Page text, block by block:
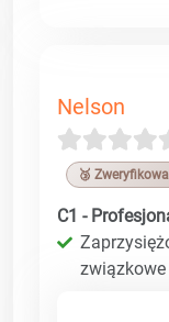
Nelson
🥉
C1 -